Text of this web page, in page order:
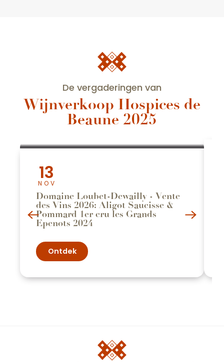
De vergaderingen van
Wijnverkoop Hospices de
Beaune 2025
13
NOV
Domaine Loubet-Dewailly - Vente
des Vins 2026: Aligot Saucisse &
Pommard 1er cru les Grands
Epenots 2024
Ontdek